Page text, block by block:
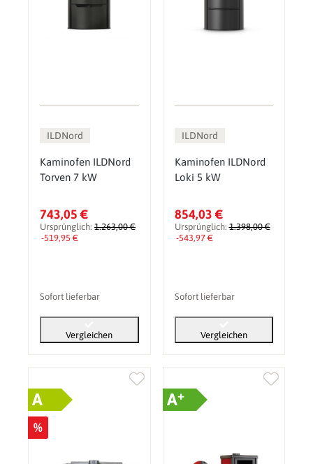
ILDNord
Kaminofen ILDNord
Torven 7 kW
743,05 €
Ursprünglich: 1.263,00 €
-519,95 €
Sofort lieferbar
Vergleichen
ILDNord
Kaminofen ILDNord
Loki 5 kW
854,03 €
Ursprünglich:1.398,00 €
-543,97 €
Sofort lieferbar
Vergleichen
A
%
A+